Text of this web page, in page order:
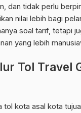
dan tidak perlu
nilai lebih bagi
soal tarif, tetapi
yang lebih
Tol Travel
tol kota asal kota